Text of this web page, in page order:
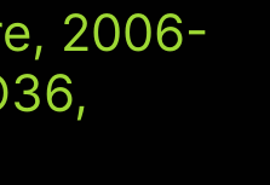
2006-